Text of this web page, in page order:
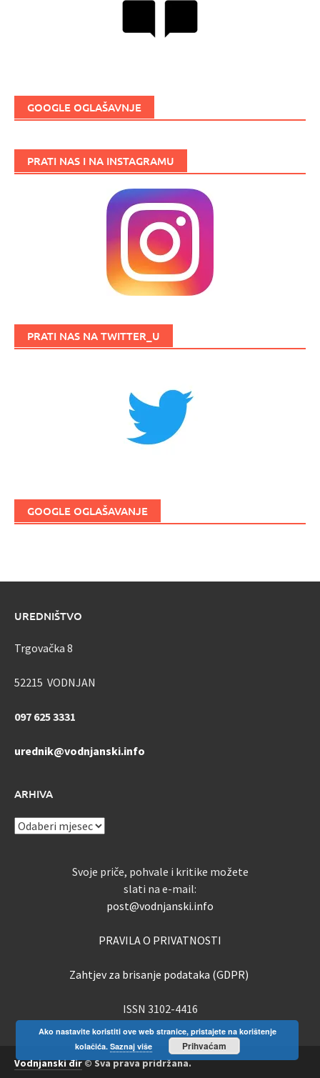
GOOGLE OGLAŠAVNJE
PRATI NAS I NA INSTAGRAMU
PRATI NAS NA TWITTER_U
GOOGLE OGLAŠAVANJE
UREDNIŠTVO
Trgovačka 8
52215 VODNJAN
097 625 3331
urednik@vodnjanski.info
ARHIVA
ARHIVA
Svoje priče, pohvale i kritike možete
slati na e-mail:
post@vodnjanski.info
PRAVILA O PRIVATNOSTI
Zahtjev za brisanje podataka (GDPR)
ISSN 3102-4416
Vodnjanski đir© Sva prava pridržana.
Ako nastavite koristiti ove web stranice, pristajete na korištenje
kolačića. Saznaj više Prihvaćam